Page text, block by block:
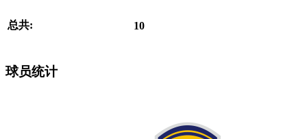
总共: 10
球员统计